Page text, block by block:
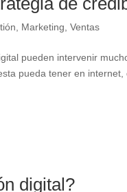
Marketing ,Ventas
pueden intervenir
pueda tener en
digital?